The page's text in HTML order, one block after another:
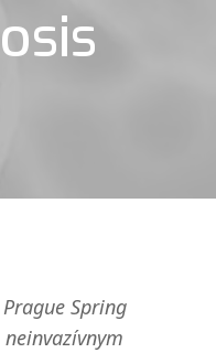
Spring